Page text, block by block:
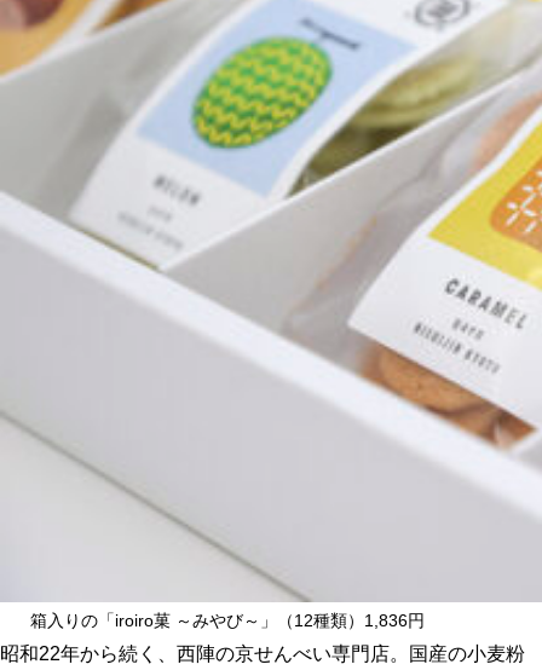
NEW OPEN
CULTURE
ABOUT US
Instagram
チケットプレゼント応募
MAIN MENU
SERIES
箱入りの「iroiro菓 ～みやび～」（12種類）1,836円
昭和22年から続く、西陣の京せんべい専門店。国産の小麦粉